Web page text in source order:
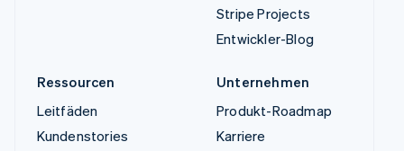
Stripe Projects
Entwickler-Blog
Ressourcen
Leitfäden
Kundenstories
Unternehmen
Produkt-Roadmap
Karriere